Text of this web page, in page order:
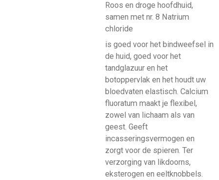
Roos en droge hoofdhuid,
samen met nr. 8 Natrium
chloride
is goed voor het bindweefsel in
de huid, goed voor het
tandglazuur en het
botoppervlak en het houdt uw
bloedvaten elastisch. Calcium
fluoratum maakt je flexibel,
zowel van lichaam als van
geest. Geeft
incasseringsvermogen en
zorgt voor de spieren. Ter
verzorging van likdoorns,
eksterogen en eeltknobbels.